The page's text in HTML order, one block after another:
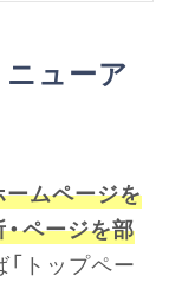
ューア
ームページを
ページを部
「トップペー